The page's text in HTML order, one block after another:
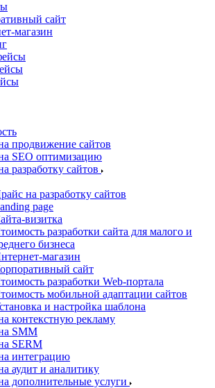
сайт
магазин
продвижение сайтов
SEO оптимизацию
разработку сайтов
на разработку сайтов
page
визитка
разработки сайта для малого и
бизнеса
магазин
сайт
разработки Web-портала
мобильной адаптации сайтов
и настройка шаблона
контекстную рекламу
SMM
SERM
интеграцию
аудит и аналитику
дополнительные услуги